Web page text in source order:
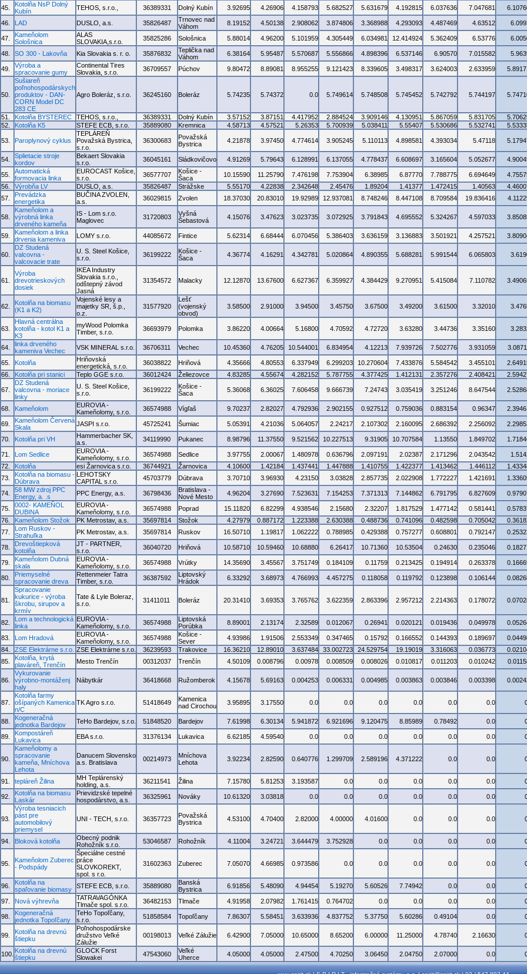
45.
Kotolňa NsP Dolný
Kubín
TEHOS, s.r.o., 36389331 Dolný Kubín 3.92695 4.26906 4.158793 5.682527 5.631679 4.192815 6.037636 7.047681
46. LAD DUSLO, a.s. 35826487
Trnovec nad
Váhom
8.19152 4.50138 2.908062 3.874806 3.368988 4.293093 4.487469 4.63512
47.
Kameňolom
Sološnica
ALAS
SLOVAKIA,s.r.o.
35825286 Sološnica 5.88014 4.96200 5.101959 4.305449 6.034981 12.414924 5.362409 6.53776
48. SO 300 - Lakovňa Kia Slovakia s. r. o. 35876832
Teplička nad
Váhom
6.38164 5.95487 5.570687 5.556866 4.898396 6.537146 6.90570 7.015582
49.
Výroba a
spracovanie gumy
Continental Tires
Slovakia, s.r.o.
36709557 Púchov 9.80472 8.89081 8.955255 9.121423 8.339605 3.498317 3.624003 2.633959
50.
Sušiareň
poľnohospodárskych
produktov - DAN-
CORN Model DC
283 CE
Agro Boleráz, s.r.o. 36245160 Boleráz 5.74235 5.74372 0.0 5.749614 5.748508 5.745452 5.742792 5.744197
51. Kotolňa BYSTEREC TEHOS, s.r.o., 36389331 Dolný Kubín 3.57152 3.87151 4.417952 2.884524 3.909146 4.130951 5.867059 5.831705
52.
Kotolňa K5 STEFE ECB, s.r.o. 35889080 Kremnica 4.58713 4.57521 5.26353 5.700939 5.038411 5.55407 5.530686 5.532741
53. Paroplynový cyklus
TEPLÁREŇ
Považská Bystrica,
s.r.o.
36300683
Považská
Bystrica
4.21878 3.97450 4.774614 3.905245 5.110113 4.898581 4.393034 5.47118
54.
Splietacie stroje
kordov
Bekaert Slovakia
s.r.o.
36045161 Sládkovičovo 4.91269 5.79643 6.128991 6.137055 4.778437 6.608697 3.165604 5.052677
55.
Automatická
formovacia linka
EUROCAST Košice,
s.r.o.
36577707
Košice -
Šaca
10.15590 11.25790 7.476198 7.753904 6.38985 6.87770 7.788775 6.694649
56.
Výrobňa LV DUSLO, a.s. 35826487 Strážske 5.55170 4.22838 2.342648 2.45476 1.89204 1.41377 1.472415 1.40563
57.
Prevádzka
energetika
BUČINA ZVOLEN,
a.s.
36029815 Zvolen 18.37030 20.83010 19.92989 12.937081 8.748246 8.447108 8.709584 19.836416
58.
Kameňolom a
výrobná linka
drveného kameňa
IS - Lom s.r.o.
Maglovec
31720803
Vyšná
Šebastová
4.15076 3.47623 3.023735 3.072925 3.791843 4.695552 5.324267 4.597033
59.
Kameňolom a linka
drvenia kameniva
LOMY s.r.o. 44085672 Fintice 5.62314 6.68444 6.070456 5.386403 3.636159 3.136883 3.501921 4.257521
60.
DZ Studená
valcovna -
valcovacie trate
U. S. Steel Košice,
s.r.o.
36199222
Košice -
Šaca
4.36774 4.16291 4.342781 5.020864 4.890355 5.688281 5.991544 6.065803
61.
Výroba
drevotrieskových
dosiek
IKEA Industry
Slovakia s.r.o.,
odštepný závod
Jasná
31354572 Malacky 12.12870 13.67600 6.627367 6.359927 4.384429 9.270951 5.415084 7.110782
62.
Kotolňa na biomasu
(K1 a K2)
Vojenské lesy a
majetky SR, š.p.,
o.z.
31577920
Lešť
(vojenský
obvod)
3.58500 2.91000 3.94500 3.45750 3.67500 3.49200 3.61500 3.32010
63.
Hlavná centrálna
kotolňa - kotol K1 a
K3
myWood Polomka
Timber, s.r.o.
36693979 Polomka 3.86220 4.00664 5.16800 4.70592 4.72720 3.63280 3.44736 3.35160
64.
linka drveného
kameniva Vechec
VSK MINERAL s.r.o. 36706311 Vechec 10.45360 4.76205 10.544001 6.834954 4.12213 7.939726 7.502776 3.931059
65. Kotolňa
Hriňovská
energetická, s.r.o.
36038822 Hriňová 4.35666 4.80553 6.337949 6.299203 10.270604 7.433876 5.584542 3.455101
66.
Kotolňa pri stanici Teplo GGE s.r.o. 36012424 Želiezovce 4.83285 4.55674 4.282152 5.787755 4.377425 1.412131 2.357276 2.408421
67.
DZ Studená
valcovna - moriace
linky
U. S. Steel Košice,
s.r.o.
36199222
Košice -
Šaca
5.36068 6.36025 7.606458 9.666739 7.24743 3.035419 3.251246 8.647544
68. Kameňolom
EUROVIA -
Kameňolomy, s.r.o.
36574988 Vígľaš 9.70237 2.82027 4.792936 2.902155 0.927512 0.759036 0.883154 0.96347
69.
Kameňolom Červená
Skala
JASPI s.r.o. 45725241 Šumiac 5.05391 4.21036 5.064057 2.24217 2.107302 2.160095 2.686392 2.256092
70. Kotolňa pri VH
Hammerbacher SK,
a.s.
34119990 Pukanec 8.98796 11.37550 9.521562 10.227513 9.31905 10.707584 1.13550 1.849702
71. Lom Sedlice
EUROVIA -
Kameňolomy, s.r.o.
36574988 Sedlice 3.97755 2.00067 1.480978 0.636796 2.097191 2.02387 2.171296 2.043542
72.
Kotolňa esi Žarnovica s.r.o. 36744921 Žarnovica 4.10600 1.42184 1.437441 1.447888 1.410755 1.422377 1.413462 1.446112
73.
Kotolňa na biomasu -
Dúbrava
LEHOTSKY
CAPITAL s.r.o.
45703779 Dúbrava 3.70710 3.96930 4.23150 3.03828 2.857735 2.022908 1.772227 1.421691
74.
58 MW zdroj PPC
Energy, a. .s
PPC Energy, a.s. 36798436
Bratislava -
Nové Mesto
4.96204 3.27690 7.523631 7.154253 7.371313 7.144862 6.791795 6.827609
75.
0002- KAMEŇOL
DUBINA
EUROVIA -
Kameňolomy, s.r.o.
36574988 Poprad 15.11820 6.82299 4.938546 2.15680 2.32207 1.817529 1.477142 0.581441
76.
Kameňolom Stožok PK Metrostav, a.s. 35697814 Stožok 4.27979 0.887172 1.223388 2.630388 0.488736 0.741096 0.482598 0.705042
77.
Lom Ruskov -
Strahuľka
PK Metrostav, a.s. 35697814 Ruskov 16.50710 1.19817 1.062222 0.788985 0.429388 0.757277 0.608801 0.792147
78.
Drevoštiepková
kotolňa
JT - PARTNER,
s.r.o.
36040720 Hriňová 10.58710 10.59460 10.68880 6.26417 10.71360 10.53504 0.24630 0.235046
79.
Kameňolom Dubná
skala
EUROVIA -
Kameňolomy, s.r.o.
36574988 Vrútky 14.35690 3.45567 3.751749 0.184109 0.11759 0.213425 0.194914 0.263378
80.
Priemyselné
spracovanie dreva
Rettenmeier Tatra
Timber, s.r.o.
36387592
Liptovský
Hrádok
6.33292 3.68973 4.766993 4.457275 0.118058 0.119792 0.123898 0.106144
81.
Spracovanie
kukurice - výroba
škrobu, sirupov a
krmív
Tate & Lyle Boleraz,
s.r.o.
31411011 Boleráz 20.31410 3.69353 3.765762 3.622359 2.863396 2.957212 2.214363 0.178072
82.
Lom a technologická
linka
EUROVIA -
Kameňolomy, s.r.o.
36574988
Liptovská
Porúbka
8.89001 2.13174 2.32589 0.012067 0.26941 0.020121 0.019436 0.049978
83. Lom Hradová
EUROVIA -
Kameňolomy, s.r.o.
36574988
Košice -
Sever
4.93986 1.91506 2.553349 0.347465 0.15792 0.166552 0.144393 0.189697
84.
ZSE Elektrárne s.r.o. ZSE Elektrárne s.r.o. 36239593 Trakovice 16.36210 12.89010 3.637484 33.002723 24.529754 19.19019 3.316063 0.036773
85.
Kotolňa, krytá
plaváreň, Trenčín
Mesto Trenčín 00312037 Trenčín 4.50109 0.008796 0.00978 0.008509 0.008026 0.010817 0.011203 0.010242
86.
Vykurovanie
výrobno-montáženj
haly
Nábytkár 36418668 Ružomberok 4.15678 5.69163 0.004253 0.006331 0.004985 0.003863 0.003846 0.003398
87.
Kotolňa farmy
ošípaných Kamenica
n/C
TK Agro s.r.o. 51418649
Kamenica
nad Cirochou
3.95895 3.17550 0.0 0.0 0.0 0.0 0.0 0.0
88.
Kogeneračná
jednotka Bardejov
TeHo Bardejov, s.r.o. 51848520 Bardejov 7.61998 6.30134 5.941872 6.921696 9.120475 8.85989 0.78492 0.0
89.
Kompostáreň
Lukavica
EBA s.r.o. 31376134 Lukavica 6.62185 4.59540 0.0 0.0 0.0 0.0 0.0 0.0
90.
Kameňolomy a
spracovanie
kameňa, Mníchova
Lehota
Danucem Slovensko
a.s. Bratislava
00214973
Mníchova
Lehota
3.92234 2.82590 0.640776 1.299709 2.589196 4.371222 0.0 0.0
91. tepláreň Žilina
MH Teplárenský
holding, a.s.
36211541 Žilina 7.15780 5.81253 3.193587 0.0 0.0 0.0 0.0 0.0
92.
Kotolňa na biomasu
Laskár
Prievidzské tepelné
hospodárstvo, a.s.
36325961 Nováky 10.61320 3.03818 0.0 0.0 0.0 0.0 0.0 0.0
93.
Výroba tesniacich
pást pre
automobilový
priemysel
UNI - TECH, s.r.o. 36357723
Považská
Bystrica
4.53100 4.70400 2.82000 4.00000 4.01600 0.0 0.0 0.0
94. Bloková kotolňa
Obecný podnik
Rohožník s.r.o.
53046587 Rohožník 4.11004 3.24721 3.644479 3.752928 0.0 0.0 0.0 0.0
95.
Kameňolom Zuberec
- Podspády
Špeciálne cestné
práce
SLOVKOREKT,
spol. s r.o.
31602363 Zuberec 7.05070 4.66985 0.973586 0.0 0.0 0.0 0.0 0.0
96.
Kotolňa na
spaľovanie biomasy
STEFE ECB, s.r.o. 35889080
Banská
Bystrica
6.91856 5.48090 4.94454 5.19270 5.60526 7.74942 0.0 0.0
97. Nová výhrevňa
TATRAVAGÓNKA
Tlmače spol. s.r.o.
36482153 Tlmače 4.91958 2.07982 1.761415 0.764702 0.0 0.0 0.0 0.0
98.
Kogeneračná
jednotka Topoľčany
TeHo Topoľčany,
s.r.o.
51858584 Topoľčany 7.86307 5.58451 3.633936 4.837752 5.37750 5.60286 0.49104 0.0
99.
Kotolňa na drevnú
štiepku
Poľnohospodárske
družstvo Veľké
Zálužie
00198013 Veľké Zálužie 6.42900 7.05000 10.65000 8.65200 6.00000 11.25000 4.78740 2.16630
100. Kotolňa na drevnú
štiepku
GLOCK Forst
Slowakei
47543060
Veľké
Uherce
4.05000 4.05000 2.47500 4.70250 3.06450 2.04750 2.07000 0.0